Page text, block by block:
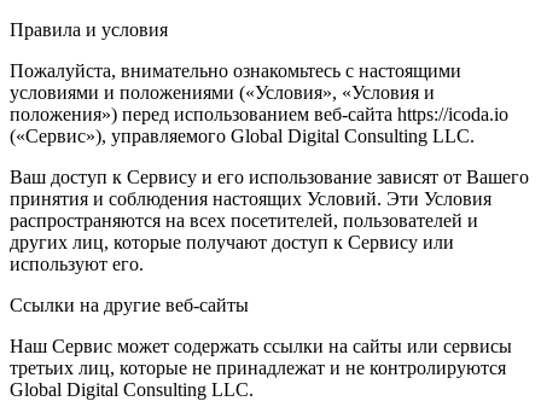
Правила и условия
Пожалуйста, внимательно ознакомьтесь с настоящими
условиями и положениями («Условия», «Условия и
положения») перед использованием веб-сайта https://icoda.io
(«Сервис»), управляемого Global Digital Consulting LLC.
Ваш доступ к Сервису и его использование зависят от Вашего
принятия и соблюдения настоящих Условий. Эти Условия
распространяются на всех посетителей, пользователей и
других лиц, которые получают доступ к Сервису или
используют его.
Ссылки на другие веб-сайты
Наш Сервис может содержать ссылки на сайты или сервисы
третьих лиц, которые не принадлежат и не контролируются
Global Digital Consulting LLC.